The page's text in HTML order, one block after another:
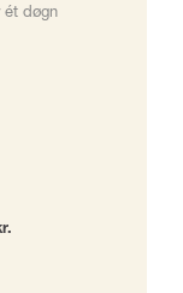
ét døgn